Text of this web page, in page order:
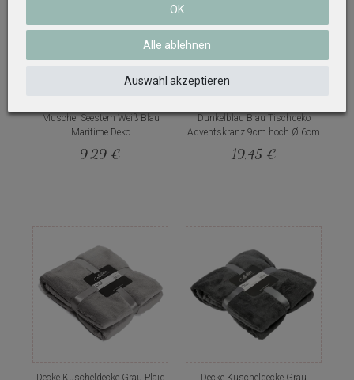
Muschel Seestern Weiß Blau
Maritime Deko
9,29 €
Dunkelblau Blau Tischdeko
Adventskranz 9cm hoch Ø 6cm
19,45 €
Decke Kuscheldecke Grau Plaid
Decke Kuscheldecke Grau
OK
Alle ablehnen
Auswahl akzeptieren